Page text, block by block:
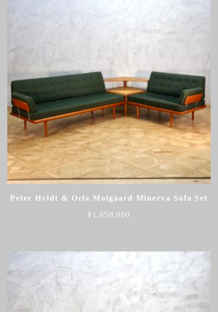
Peter Hvidt & Orla Molgaard Minerva Sofa Set
¥ 1,650,000